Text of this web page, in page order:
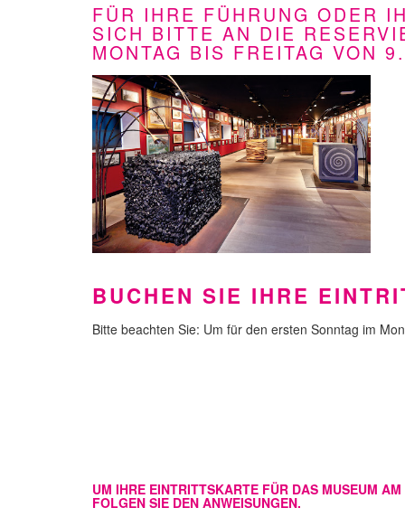
FÜR IHRE FÜHRUNG ODER
SICH BITTE AN DIE
MONTAG BIS FREITAG VON
BUCHEN SIE IHRE
Bitte beachten Sie: Um für den ersten Sonntag im
UM IHRE EINTRITTSKARTE FÜR DAS MUSEUM
FOLGEN SIE DEN ANWEISUNGEN.